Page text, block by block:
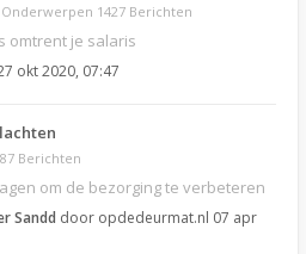
Onderwerpen 1427 Berichten
omtrent je salaris
okt 2020, 07:47
Berichten
om de bezorging te verbeteren
Sandd door opdedeurmat.nl 07 apr